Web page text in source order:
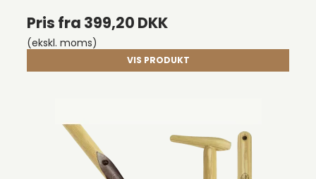
Pris fra 399,20 DKK
(ekskl. moms)
VIS PRODUKT